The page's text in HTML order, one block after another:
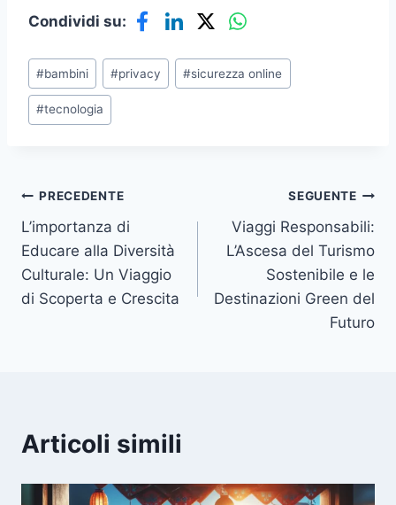
Condividi su:
Tag
articolo:
#bambini #privacy #sicurezza online
#tecnologia
Navigazione
articoli
PRECEDENTE
L’importanza di
Educare alla Diversità
Culturale: Un Viaggio
di Scoperta e Crescita
SEGUENTE
Viaggi Responsabili:
L’Ascesa del Turismo
Sostenibile e le
Destinazioni Green del
Futuro
Articoli simili